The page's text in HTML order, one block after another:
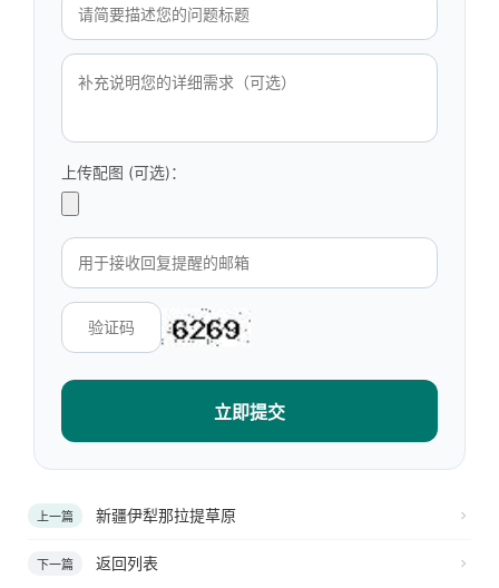
上传配图 (可选)：
立即提交
上一篇 新疆伊犁那拉提草原
下一篇 返回列表